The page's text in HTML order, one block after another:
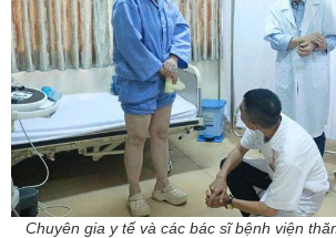
Chuyên gia y tế và các bác sĩ bệnh viện